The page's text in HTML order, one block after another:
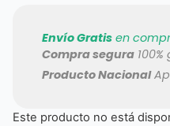
Envío Gratis en
Compra segura
Producto Nacional
Este producto no está